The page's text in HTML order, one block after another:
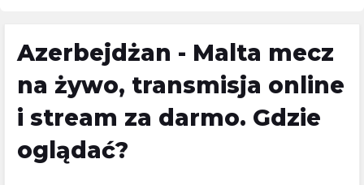
Azerbejdżan - Malta mecz
na żywo, transmisja online
i stream za darmo. Gdzie
oglądać?